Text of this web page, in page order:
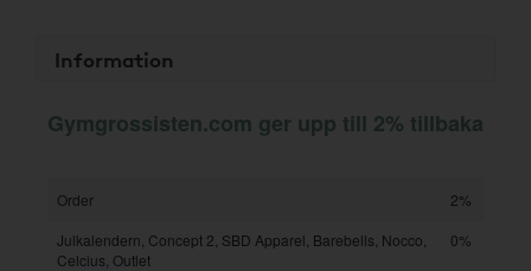
Information
Gymgrossisten.com ger upp till 2% tillbaka
Order
2%
Julkalendern, Concept 2, SBD Apparel, Barebells, Nocco,
Celcius, Outlet
0%